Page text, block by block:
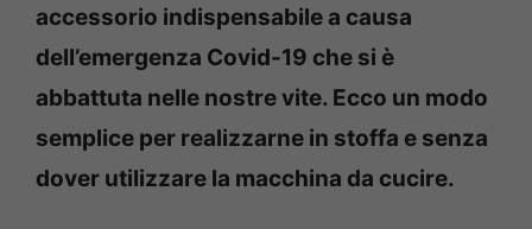
accessorio indispensabile a causa
dell’emergenza Covid-19 che si è
abbattuta nelle nostre vite. Ecco un modo
semplice per realizzarne in stoffa e senza
dover utilizzare la macchina da cucire.